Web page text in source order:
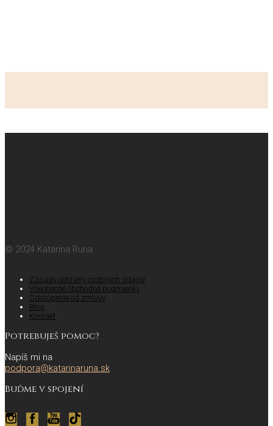
© 2024 Katarína Runa
Zásady ochrany osobných údajov
Všeobecné obchodné podmienky
Odstúpenie od zmluvy
Blog
Kontakt
Potrebuješ pomoc?
Napíš mi na
podpora@katarinaruna.sk
Buďme v spojení